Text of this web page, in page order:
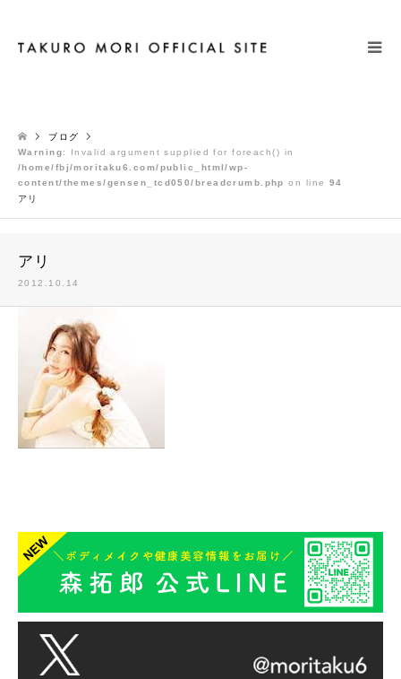
ブログ
Warning: Invalid argument supplied for foreach() in
/home/fbj/moritaku6.com/public_html/wp-
content/themes/gensen_tcd050/breadcrumb.php on line 94
アリ
アリ
2012.10.14